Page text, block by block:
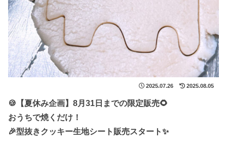
2025.07.26 2025.08.05
🍪【夏休み企画】8月31日までの限定販売🌻
おうちで焼くだけ！
🎉型抜きクッキー生地シート販売スタート✨